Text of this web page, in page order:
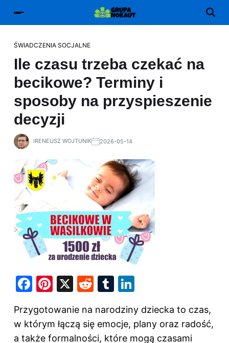
ŚWIADCZENIA SOCJALNE
Ile czasu trzeba czekać na
becikowe? Terminy i
sposoby na przyspieszenie
decyzji
IRENEUSZ WOJTUNIK 2026-05-14
F
c
e
Pi
er
e
X
R
d
di
T
m
bl
k
e
Przygotowanie na narodziny dziecka to czas,
w którym łączą się emocje, plany oraz radość,
a także formalności, które mogą czasami